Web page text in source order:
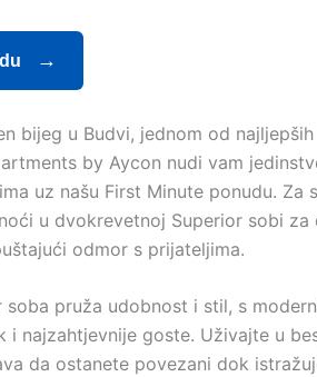
bijeg u Budvi, jednom od
by Aycon nudi vam
uz našu First Minute ponudu. Za
u dvokrevetnoj Superior sobi
odmor s prijateljima.
soba pruža udobnost i stil, s
i najzahtjevnije goste. Uživajte u
da ostanete povezani dok